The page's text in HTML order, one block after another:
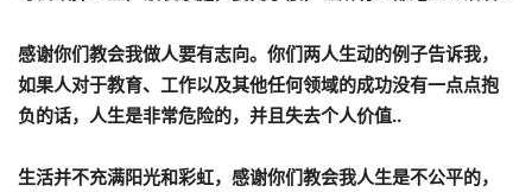
感谢你们教会我做人要有志向。你们两人生动的例子告诉我，
如果人对于教育、工作以及其他任何领域的成功没有一点点抱
负的话，人生是非常危险的，并且失去个人价值..
生活并不充满阳光和彩虹，感谢你们教会我人生是不公平的，